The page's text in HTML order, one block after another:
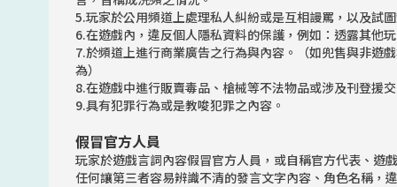
5.玩家於公用頻道上處理私人糾紛或是互相謾罵，以及試
6.在遊戲內，違反個人隱私資料的保護，例如：透露其他
7.於頻道上進行商業廣告之行為與內容。（如兜售與非遊
為）
8.在遊戲中進行販賣毒品、槍械等不法物品或涉及刊登援
9.具有犯罪行為或是教唆犯罪之內容。
假冒官方人員
玩家於遊戲言詞內容假冒官方人員，或自稱官方代表、遊
任何讓第三者容易辨識不清的發言文字內容、角色名稱，